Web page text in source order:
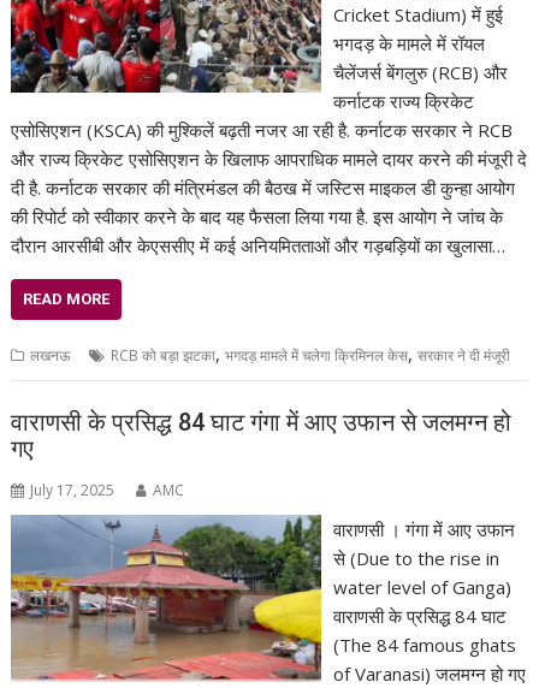
Cricket Stadium) में हुई
भगदड़ के मामले में रॉयल
चैलेंजर्स बेंगलुरु (RCB) और
कर्नाटक राज्य क्रिकेट
एसोसिएशन (KSCA) की मुश्किलें बढ़ती नजर आ रही है. कर्नाटक सरकार ने RCB
और राज्य क्रिकेट एसोसिएशन के खिलाफ आपराधिक मामले दायर करने की मंजूरी दे
दी है. कर्नाटक सरकार की मंत्रिमंडल की बैठख में जस्टिस माइकल डी कुन्हा आयोग
की रिपोर्ट को स्वीकार करने के बाद यह फैसला लिया गया है. इस आयोग ने जांच के
दौरान आरसीबी और केएससीए में कई अनियमितताओं और गड़बड़ियों का खुलासा…
READ MORE
लखनऊ RCB को बड़ा झटका,भगदड़ मामले में चलेगा क्रिमिनल केस,सरकार ने दी मंजूरी
वाराणसी के प्रसिद्ध 84 घाट गंगा में आए उफान से जलमग्न हो
गए
July 17, 2025 AMC
वाराणसी । गंगा में आए उफान
से (Due to the rise in
water level of Ganga)
वाराणसी के प्रसिद्ध 84 घाट
(The 84 famous ghats
of Varanasi) जलमग्न हो गए